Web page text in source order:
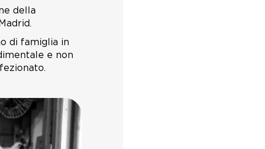
della
di famiglia in
e non